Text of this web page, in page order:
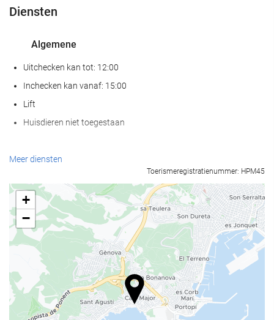
Diensten
Algemene
Uitchecken kan tot: 12:00
Inchecken kan vanaf: 15:00
Lift
Huisdieren niet toegestaan
Wellness
Sauna
Gymzaal
Zwembad
Zwembad
Kinderzwembad
Meer diensten
Toerismeregistratienummer: HPM45
+
−